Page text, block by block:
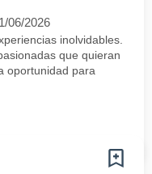
06/2026
inolvidables.
que quieran
oportunidad para